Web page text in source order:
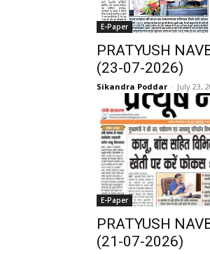
E-Paper
PRATYUSH
(23-07-2026)
Sikandra Poddar - July 23,
E-Paper
PRATYUSH
(21-07-2026)